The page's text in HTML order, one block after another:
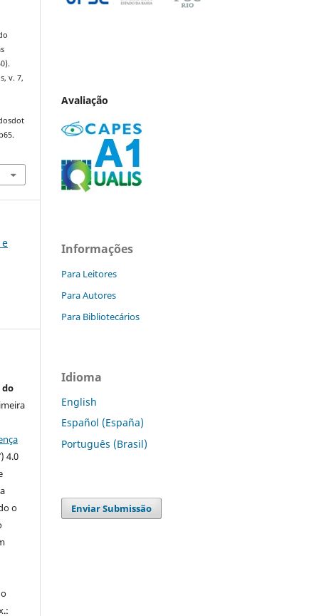
v. 7,
do
4.0
o
Avaliação
Informações
Para Leitores
Para Autores
Para Bibliotecários
Idioma
English
Español (España)
Português (Brasil)
Enviar Submissão